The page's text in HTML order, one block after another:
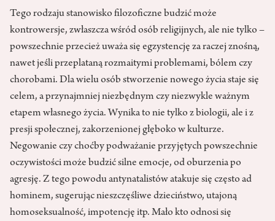
Tego rodzaju stanowisko filozoficzne budzić może
kontrowersje, zwłaszcza wśród osób religijnych, ale nie tylko –
powszechnie przecież uważa się egzystencję za raczej znośną,
nawet jeśli przeplataną rozmaitymi problemami, bólem czy
chorobami. Dla wielu osób stworzenie nowego życia staje się
celem, a przynajmniej niezbędnym czy niezwykle ważnym
etapem własnego życia. Wynika to nie tylko z biologii, ale i z
presji społecznej, zakorzenionej głęboko w kulturze.
Negowanie czy choćby podważanie przyjętych powszechnie
oczywistości może budzić silne emocje, od oburzenia po
agresję. Z tego powodu antynatalistów atakuje się często ad
hominem, sugerując nieszczęśliwe dzieciństwo, utajoną
homoseksualność, impotencję itp. Mało kto odnosi się